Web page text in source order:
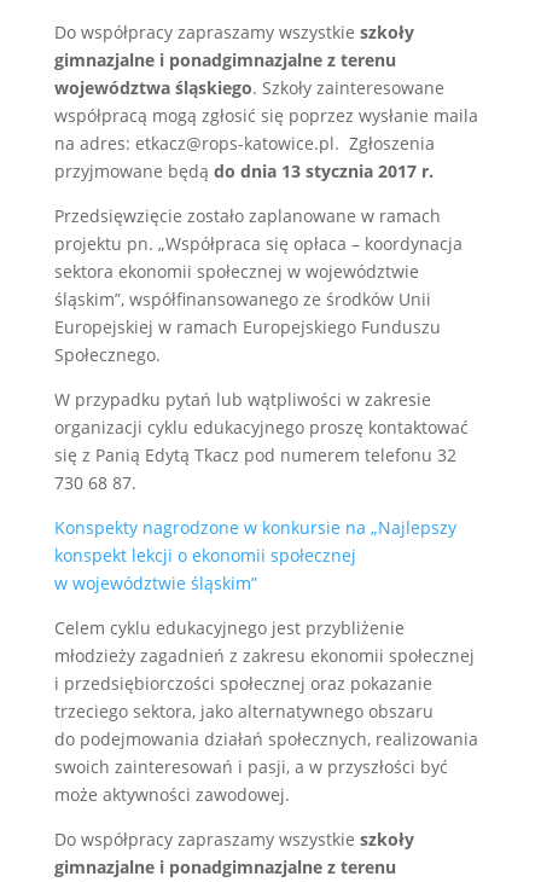
Do współpracy zapraszamy wszystkie szkoły
gimnazjalne i ponadgimnazjalne z terenu
województwa śląskiego. Szkoły zainteresowane
współpracą mogą zgłosić się poprzez wysłanie maila
na adres: etkacz@rops-katowice.pl. Zgłoszenia
przyjmowane będą do dnia 13 stycznia 2017 r.
Przedsięwzięcie zostało zaplanowane w ramach
projektu pn. „Współpraca się opłaca – koordynacja
sektora ekonomii społecznej w województwie
śląskim”, współfinansowanego ze środków Unii
Europejskiej w ramach Europejskiego Funduszu
Społecznego.
W przypadku pytań lub wątpliwości w zakresie
organizacji cyklu edukacyjnego proszę kontaktować
się z Panią Edytą Tkacz pod numerem telefonu 32
730 68 87.
Konspekty nagrodzone w konkursie na „Najlepszy
konspekt lekcji o ekonomii społecznej
w województwie śląskim”
Celem cyklu edukacyjnego jest przybliżenie
młodzieży zagadnień z zakresu ekonomii społecznej
i przedsiębiorczości społecznej oraz pokazanie
trzeciego sektora, jako alternatywnego obszaru
do podejmowania działań społecznych, realizowania
swoich zainteresowań i pasji, a w przyszłości być
może aktywności zawodowej.
Do współpracy zapraszamy wszystkie szkoły
gimnazjalne i ponadgimnazjalne z terenu